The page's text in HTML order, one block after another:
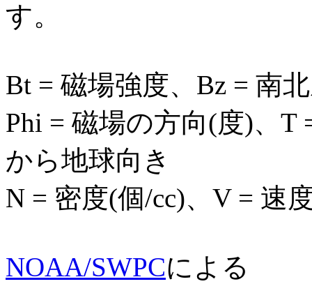
す。
Bt = 磁場強度、Bz = 南
Phi = 磁場の方向(度)、T
から地球向き
N = 密度(個/cc)、V = 速
NOAA/SWPCによる